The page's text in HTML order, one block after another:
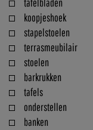
tafelbladen
koopjeshoek
stapelstoelen
terrasmeubilair
stoelen
barkrukken
tafels
onderstellen
banken